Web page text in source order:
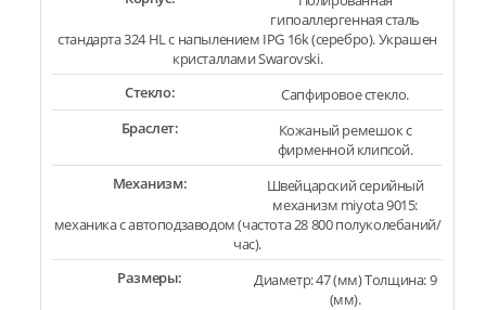
гипоаллергенная сталь
стандарта 324 HL с напылением IPG 16k (серебро). Украшен
кристаллами Swarovski.
Стекло:
Сапфировое стекло.
Браслет:
Кожаный ремешок с
фирменной клипсой.
Механизм:
Швейцарский серийный
механизм miyota 9015:
механика с автоподзаводом (частота 28 800 полуколебаний/
час).
Размеры:
Диаметр: 47 (мм) Толщина: 9
(мм).